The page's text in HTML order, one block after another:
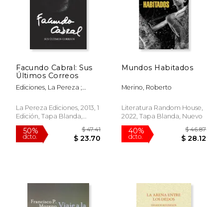
dcto. $ 17.85 dcto.
Facundo Cabral: Sus
Últimos Correos
Ediciones, La Pereza ;
La Pereza Ediciones, 2013, 1
Edición, Tapa Blanda,
Nuevo
Mundos Habitados
Merino, Roberto
Literatura Random House,
2022, Tapa Blanda, Nuevo